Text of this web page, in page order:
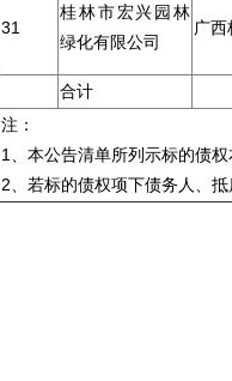
31
桂林市宏兴园林
绿化有限公司
广
合计
注：
1、本公告清单所列示标的债
2、若标的债权项下债务人、